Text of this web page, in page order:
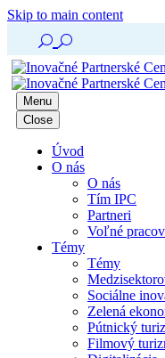
Skip to main content
U U
Menu
Close
Úvod
O nás
O nás
Tím IPC
Partneri
Voľné
Témy
Témy
Sociálne
Zelená
Pútnický
Filmový